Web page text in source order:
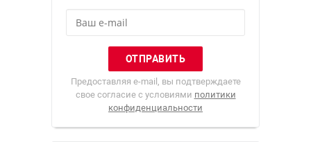
Предоставляя e-mail, вы подтверждаете
свое согласие с условиями политики
конфиденциальности